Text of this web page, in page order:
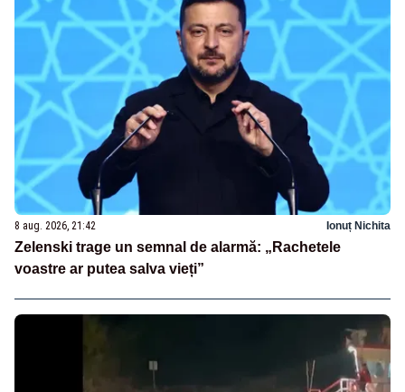
8 aug. 2026, 21:42 Ionuț Nichita
Zelenski trage un semnal de alarmă: „Rachetele
voastre ar putea salva vieți”